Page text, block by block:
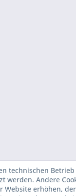
technischen
werden. Andere
Website erhöhen, der